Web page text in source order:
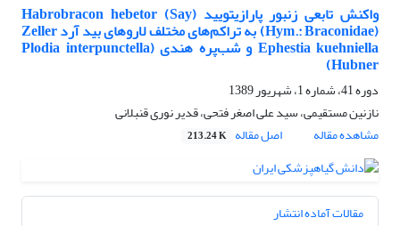
واکنش تابعی زنبور پارازیتویید Habrobracon hebetor (Say)
(Hym.: Braconidae) به تراکم‌های مختلف لاروهای بید آرد Zeller
Ephestia kuehniella و شب‌پره هندی Plodia interpunctella)
Hubner)
دوره 41، شماره 1، شهریور 1389
نازنین مستقیمی، سید علی اصغر فتحی، قدیر نوری قنبلانی
مشاهده مقاله
اصل مقاله 213.24 K
مقالات آماده انتشار